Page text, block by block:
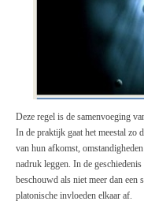
Deze regel is de samenvoeging
In de praktijk gaat het meestal zo
van hun afkomst,
nadruk leggen. In de
beschouwd als niet meer dan een
platonische invloeden elkaar af.